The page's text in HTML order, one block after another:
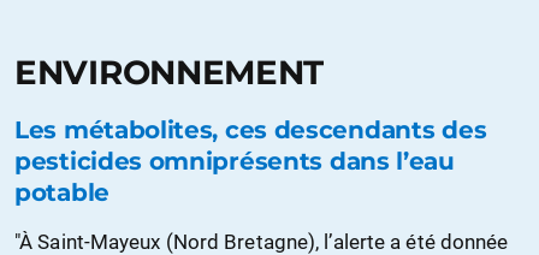
ENVIRONNEMENT
Les métabolites, ces descendants des
pesticides omniprésents dans l’eau
potable
"À Saint-Mayeux (Nord Bretagne), l’alerte a été donnée